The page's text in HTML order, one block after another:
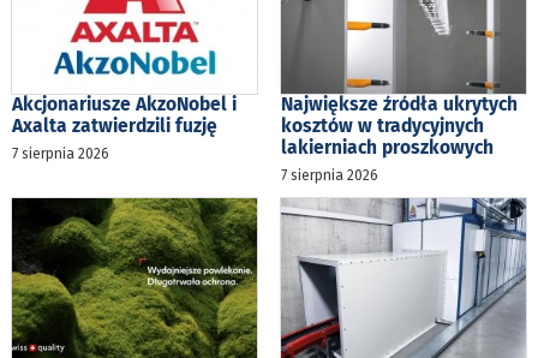
Akcjonariusze AkzoNobel i
Axalta zatwierdzili fuzję
7 sierpnia 2026
Największe źródła ukrytych
kosztów w tradycyjnych
lakierniach proszkowych
7 sierpnia 2026